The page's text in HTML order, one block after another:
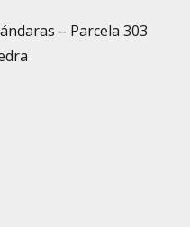
– Parcela 303